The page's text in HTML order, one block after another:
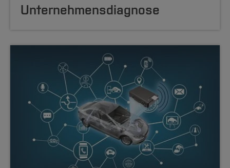
Unternehmensdiagnose